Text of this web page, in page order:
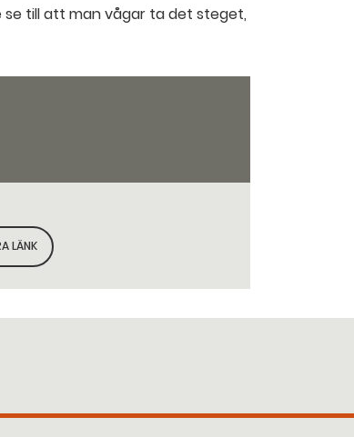
se till att man vågar ta det steget,
KOPIERA SIDANS LÄNK
LÄNK